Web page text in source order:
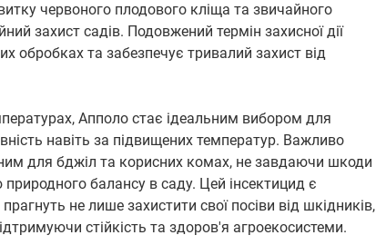
червоного плодового кліща та звичайного
захист садів. Подовжений термін захисної дії
обробках та забезпечує тривалий захист від
Апполо стає ідеальним вибором для
навіть за підвищених температур. Важливо
для бджіл та корисних комах, не завдаючи шкоди
балансу в саду. Цей інсектицид є
не лише захистити свої посіви від шкідників,
стійкість та здоров'я агроекосистеми.